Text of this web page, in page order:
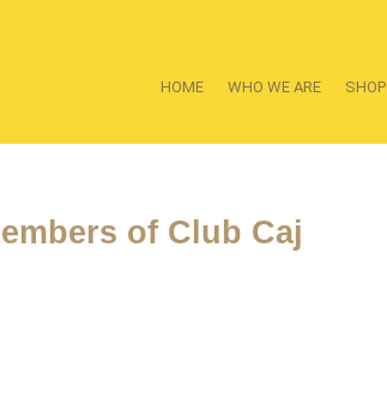
HOME WHO WE ARE SHOP
of Club Caj